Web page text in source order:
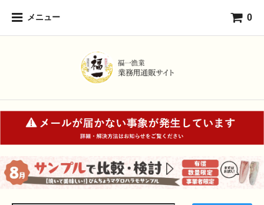
メニュー 0